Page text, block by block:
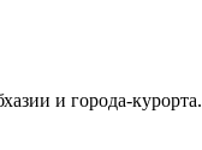
и города-курорта.